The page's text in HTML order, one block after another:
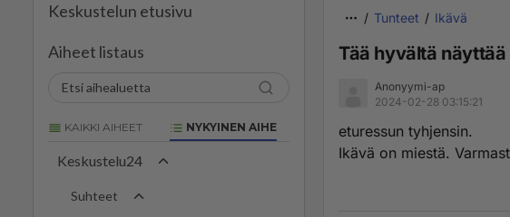
Keskustelun etusivu
Aiheet listaus
KAIKKI AIHEET NYKYINEN AIHE
Keskustelu24
Suhteet
Tunteet Ikävä
Tää hyvältä näyttää
Anonyymi-ap
2024-02-28 03:15:21
eturessun tyhjensin.
Ikävä on miestä.